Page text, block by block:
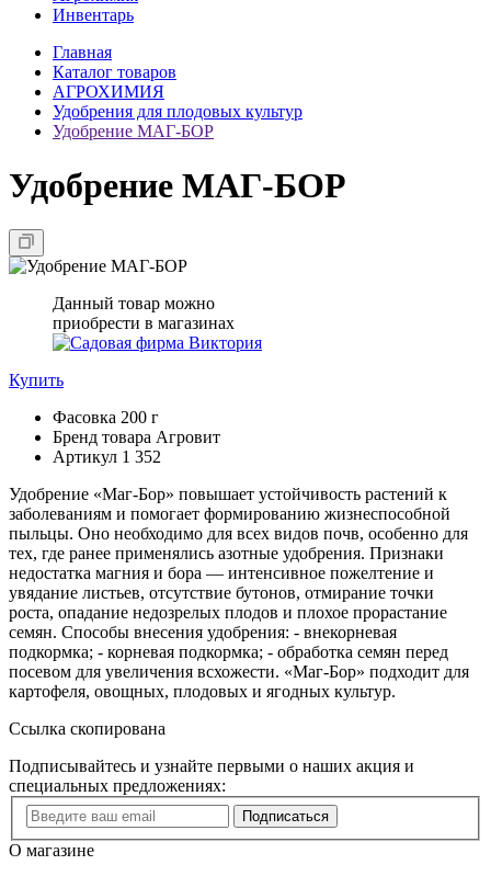
Инвентарь
Главная
Каталог товаров
АГРОХИМИЯ
Удобрения для плодовых культур
Удобрение МАГ-БОР
Удобрение МАГ-БОР
Данный товар можно
приобрести в магазинах
Купить
Фасовка 200 г
Бренд товара Агровит
Артикул 1 352
Удобрение «Маг-Бор» повышает устойчивость растений к
заболеваниям и помогает формированию жизнеспособной
пыльцы. Оно необходимо для всех видов почв, особенно для
тех, где ранее применялись азотные удобрения. Признаки
недостатка магния и бора — интенсивное пожелтение и
увядание листьев, отсутствие бутонов, отмирание точки
роста, опадание недозрелых плодов и плохое прорастание
семян. Способы внесения удобрения: - внекорневая
подкормка; - корневая подкормка; - обработка семян перед
посевом для увеличения всхожести. «Маг-Бор» подходит для
картофеля, овощных, плодовых и ягодных культур.
Ссылка скопирована
Подписывайтесь и узнайте первыми о наших акция и
специальных предложениях:
Подписаться
О магазине